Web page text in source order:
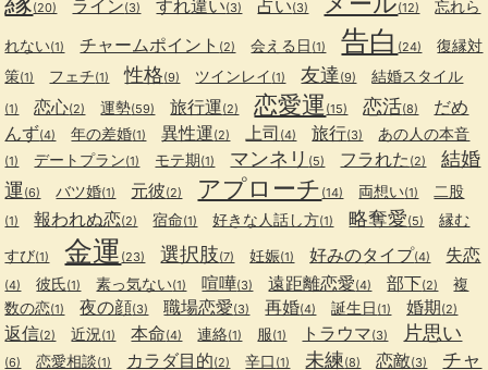
(20) ライン(3) すれ違い(3) 占い(3) (12) 忘れら
れない(1) チャームポイント (2) 会える日 (1) 告白 (24)
復縁対
策(1) フェチ(1) 性格(9) ツインレイ (1) 友達 (9) 結婚スタイル
(1) 恋心(2) 運勢(59) 旅行運(2) 恋愛運 (15) 恋活(8)
だめ
んず(4) 年の差婚(1) 異性運(2) 上司 (4) 旅行(3) あの人の本音
(1) デートプラン(1) モテ期(1) マンネリ (5) フラれた (2)
結婚
運(6) バツ婚(1) 元彼(2) アプローチ (14) 両想い(1) 二股
(1) 報われぬ恋(2) 宿命(1) 好きな人話し方(1) 略奪愛(5)
縁む
すび(1) 金運 (23) 選択肢(7) 妊娠(1) 好みのタイプ(4) 失恋
(4) 彼氏(1) 素っ気ない(1) 喧嘩(3) 遠距離恋愛(4) 部下(2)
複
数の恋(1) 夜の顔(3) 職場恋愛(3) 再婚(4) 誕生日 (1) 婚期(2)
返信(2) 近況 (1) 本命(4) 連絡(1) 服(1) トラウマ(3) 片思い
(6) 恋愛相談(1) カラダ目的(2) 辛口 (1) 未練(8) 恋敵(3)
チャ